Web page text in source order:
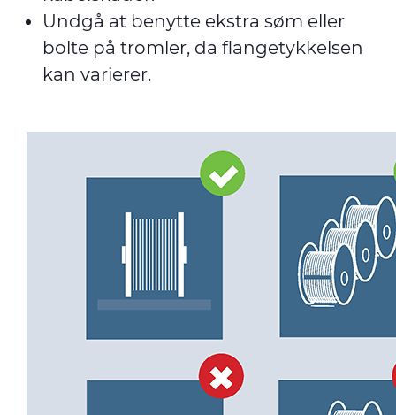
Undgå at benytte ekstra søm eller
bolte på tromler, da flangetykkelsen
kan varierer.